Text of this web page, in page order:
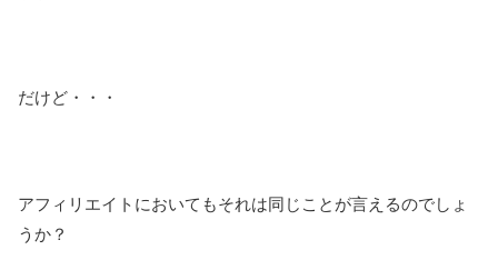
だけど・・・
アフィリエイトにおいてもそれは同じことが言えるのでしょ
うか？